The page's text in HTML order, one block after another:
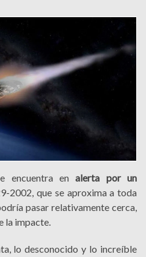
encuentra enalerta por un
2002, que se aproxima a toda
pasar relativamente cerca,
la impacte.
lo desconocido y lo increíble